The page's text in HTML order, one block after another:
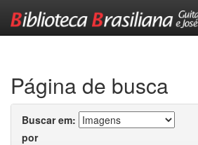
Página de busca
Buscar em:
por